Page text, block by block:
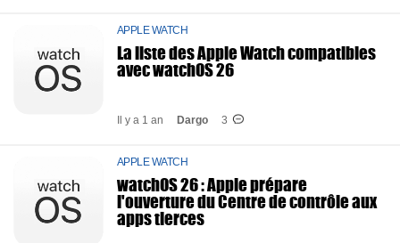
APPLE WATCH
La liste des Apple Watch compatibles
avec watchOS 26
Il y a 1 an Dargo 3
APPLE WATCH
watchOS 26 : Apple prépare
l'ouverture du Centre de contrôle aux
apps tierces